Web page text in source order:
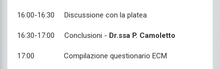
16:00-16:30 Discussione con la platea
16:30-17:00 Conclusioni - Dr.ssa P. Camoletto
17:00 Compilazione questionario ECM